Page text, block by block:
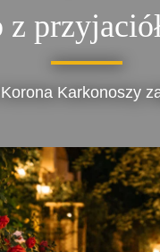
z
Karkonoszy